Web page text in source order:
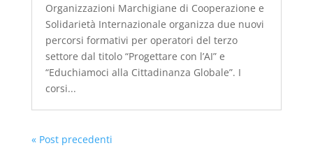
Organizzazioni Marchigiane di Cooperazione e
Solidarietà Internazionale organizza due nuovi
percorsi formativi per operatori del terzo
settore dal titolo “Progettare con l’AI” e
“Educhiamoci alla Cittadinanza Globale”. I
corsi...
« Post precedenti